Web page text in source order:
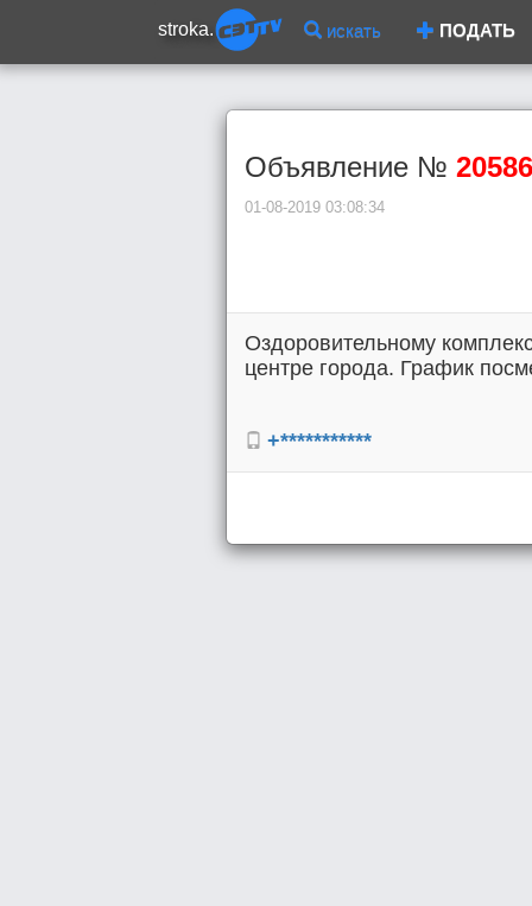
stroka. искать ПОДАТЬ
Объявление № 20586
01-08-2019 03:08:34
Оздоровительному
центре города. График
+***********